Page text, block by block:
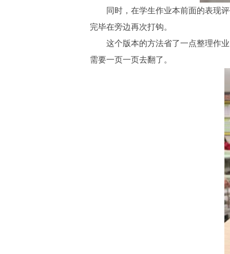
同时，在学生作业本前面的表现
完毕在旁边再次打钩。
这个版本的方法省了一点整理作
需要一页一页去翻了。